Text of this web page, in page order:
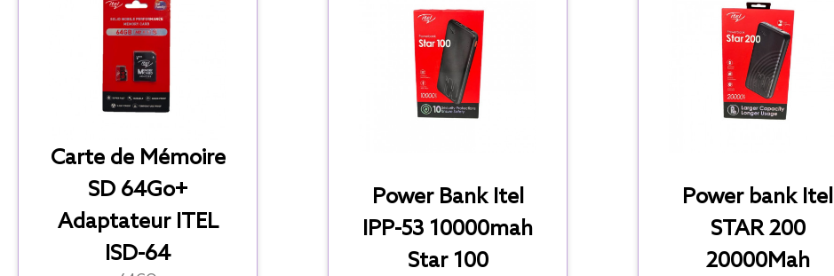
Power bank Itel
STAR 200
20000Mah
Power Bank Itel
IPP-53 10000mah
Star 100
Carte de Mémoire
SD 64Go+
Adaptateur ITEL
ISD-64